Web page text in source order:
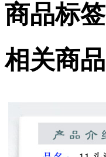
商品标签
相关商品